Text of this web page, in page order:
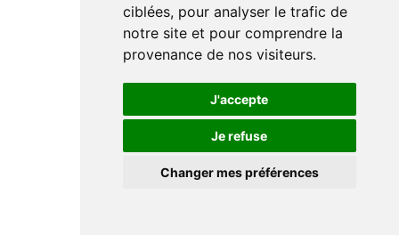
ciblées, pour analyser le trafic de
notre site et pour comprendre la
provenance de nos visiteurs.
J'accepte
Je refuse
Changer mes préférences